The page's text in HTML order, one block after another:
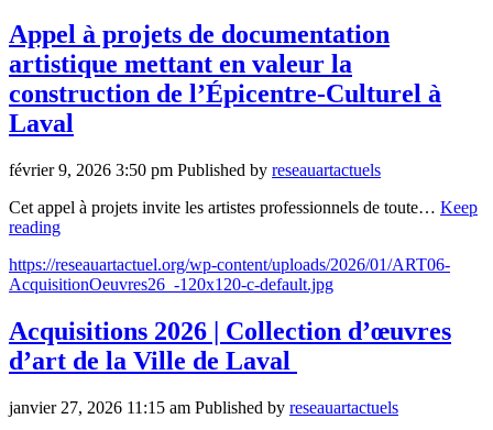
Appel à projets de documentation
artistique mettant en valeur la
construction de l’Épicentre-Culturel à
Laval
février 9, 2026 3:50 pm Published by reseauartactuels
Cet appel à projets invite les artistes professionnels de toute… Keep
reading
https://reseauartactuel.org/wp-content/uploads/2026/01/ART06-
AcquisitionOeuvres26_-120x120-c-default.jpg
Acquisitions 2026 | Collection d’œuvres
d’art de la Ville de Laval
janvier 27, 2026 11:15 am Published by reseauartactuels